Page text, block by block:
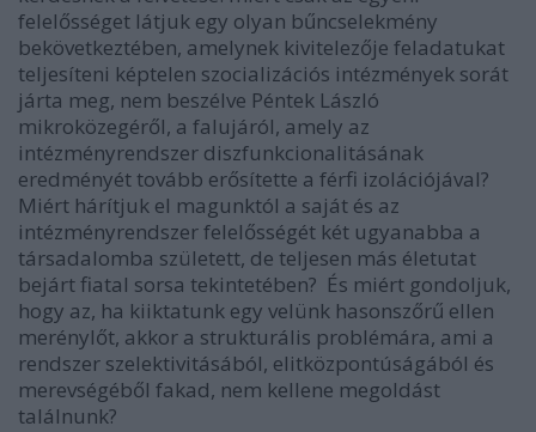
felelősséget látjuk egy olyan bűncselekmény
bekövetkeztében, amelynek kivitelezője feladatukat
teljesíteni képtelen szocializációs intézmények sorát
járta meg, nem beszélve Péntek László
mikroközegéről, a falujáról, amely az
intézményrendszer diszfunkcionalitásának
eredményét tovább erősítette a férfi izolációjával?
Miért hárítjuk el magunktól a saját és az
intézményrendszer felelősségét két ugyanabba a
társadalomba született, de teljesen más életutat
bejárt fiatal sorsa tekintetében? És miért gondoljuk,
hogy az, ha kiiktatunk egy velünk hasonszőrű ellen
merénylőt, akkor a strukturális problémára, ami a
rendszer szelektivitásából, elitközpontúságából és
merevségéből fakad, nem kellene megoldást
találnunk?